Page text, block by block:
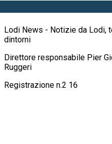
Lodi News - Notizie da Lodi,
dintorni
Direttore responsabile Pier
Ruggeri
Registrazione n.2 16